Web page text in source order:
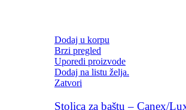
Dodaj u korpu
Brzi pregled
Uporedi proizvode
Dodaj na listu želja.
Zatvori
Stolica za baštu – Canex/